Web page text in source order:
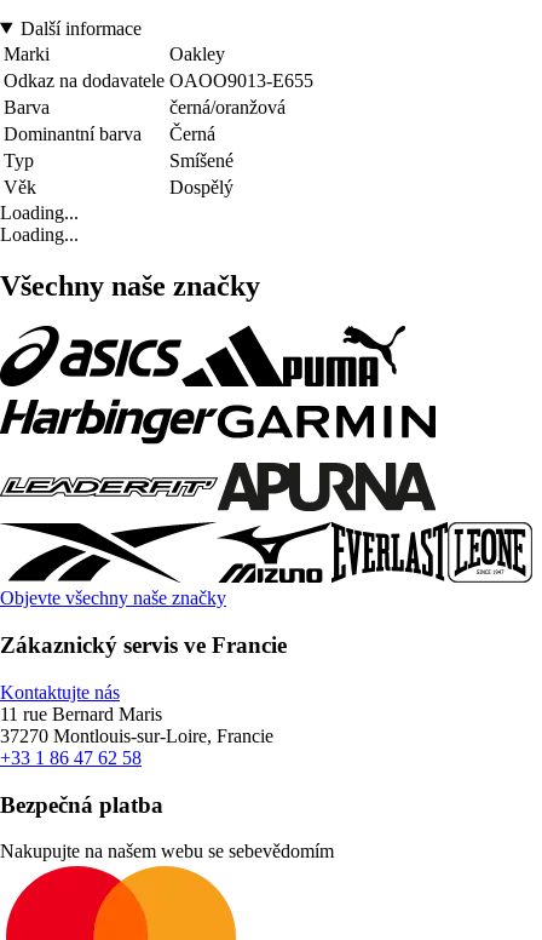
Další informace
Marki
Oakley
Odkaz na dodavatele OAOO9013-E655
Barva
černá/oranžová
Dominantní barva
Černá
Typ
Smíšené
Věk
Dospělý
Loading...
Loading...
Všechny naše značky
Objevte všechny naše značky
Zákaznický servis ve Francie
Kontaktujte nás
11 rue Bernard Maris
37270 Montlouis-sur-Loire, Francie
+33 1 86 47 62 58
Bezpečná platba
Nakupujte na našem webu se sebevědomím